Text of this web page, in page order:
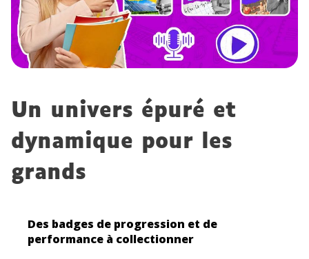
Un univers épuré et
dynamique pour les
grands
Des badges de progression et de
performance à collectionner